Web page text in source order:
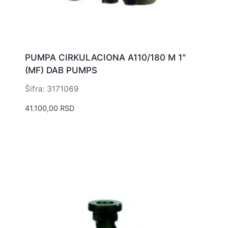
PUMPA CIRKULACIONA A110/180 M 1″
(MF) DAB PUMPS
Šifra: 3171069
41.100,00 RSD